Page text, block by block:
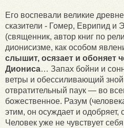
Его воспевали великие
сказители - Гомер, Еврипид и
(священник, автор книг по
дионисизме, как особом
слышит, осязает и обоняет
Диониса… Запах бойни и
ветры и обессиливающий
отвратительный паук — во
божественное. Разум
этим, он осуждает и
Человек уже не чувствует